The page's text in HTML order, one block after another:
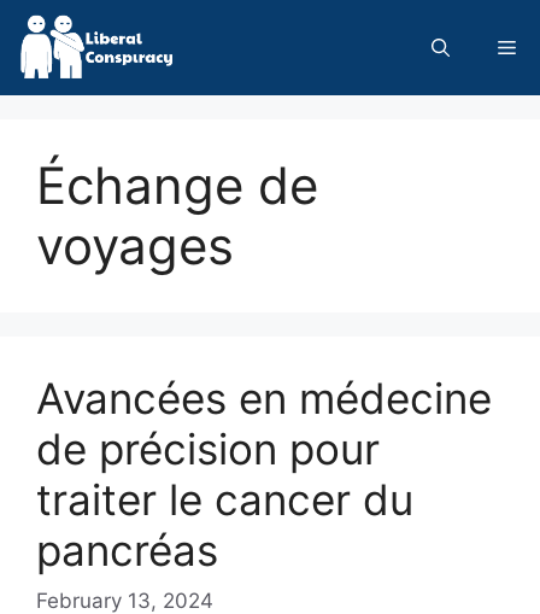
Skip
content
Échange de
voyages
Avancées en médecine
de précision pour
traiter le cancer du
pancréas
February 13, 2024